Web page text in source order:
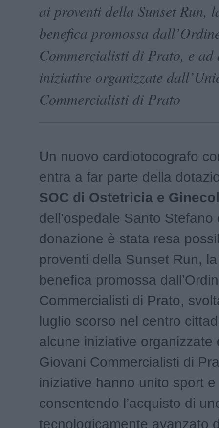
ai proventi della Sunset Run,
benefica promossa
Commercialisti di Prato, e ad
iniziative organizzate
Commercialisti di Prato
Un nuovo cardiotocografo
entra a far parte della
SOC di Ostetricia e
dell’ospedale Santo Stefano
donazione è stata resa
proventi della Sunset Run,
benefica promossa
Commercialisti di Prato,
luglio scorso nel centro
alcune iniziative organizzate
Giovani Commercialisti di
iniziative hanno unito sport
consentendo l’acquisto di
tecnologicamente avanzato